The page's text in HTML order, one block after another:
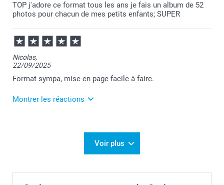
TOP j'adore ce format tous les ans je fais un album de 52
photos pour chacun de mes petits enfants; SUPER
Nicolas,
22/09/2025
Format sympa, mise en page facile à faire.
Montrer les réactions
que vous avez eu une belle expérience avec nous 🙂
Voir plus